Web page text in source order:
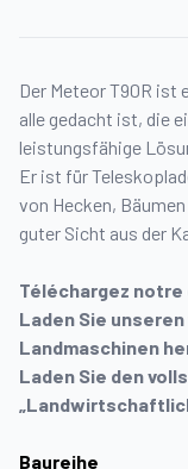
Der Meteor T90R ist
alle gedacht ist, die
leistungsfähige
Er ist für
von Hecken,
guter Sicht aus der
Téléchargez
Laden Sie
Landmaschinen
Laden Sie den
Baureihe